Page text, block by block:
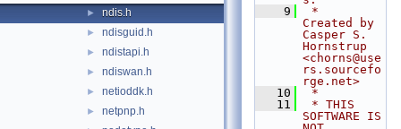
► ndis.h
► ndisguid.h
► ndistapi.h
► ndiswan.h
► netioddk.h
► netpnp.h
    9
*
Created by
Casper S.
Hornstrup
<chorns@use
rs.sourcefo
rge.net>
   10
*
   11
* THIS
SOFTWARE IS